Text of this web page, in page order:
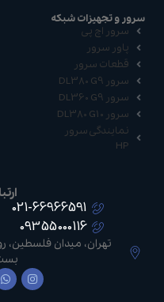
سرور و تجهیزات شبکه
سرور اچ پی
پاور سرور
قطعات سرور
سرور DL380 G9
سرور DL360 G9
سرور DL380 G10
نمایندگی سرور
HP
021-66966591
09355000116
تهران، میدان فلسطین،